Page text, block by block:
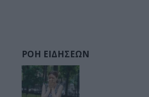
ΡΟΗ ΕΙΔΗΣΕΩΝ